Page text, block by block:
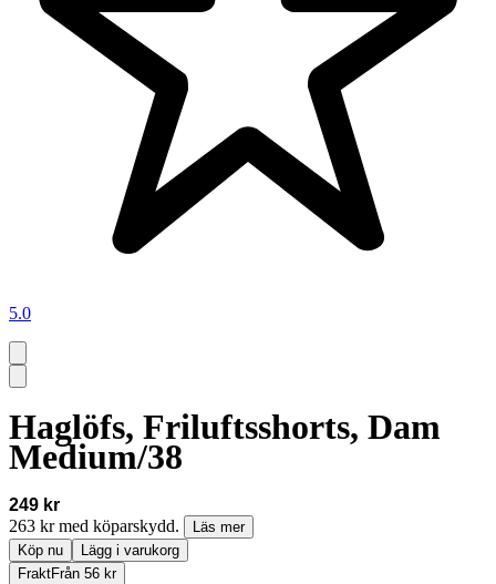
5.0
Haglöfs, Friluftsshorts, Dam
Medium/38
249 kr
263 kr med köparskydd.
Läs mer
Köp nu
Lägg i varukorg
FraktFrån 56 kr